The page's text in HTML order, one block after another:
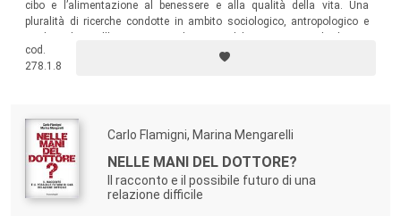
cibo e l’alimentazione al benessere e alla qualità della vita. Una
pluralità di ricerche condotte in ambito sociologico, antropologico e
uno degli elementi che oggi maggiormente incide nel definire la qualità
della vita di individui e comunità.
cod.
278.1.8
Carlo Flamigni, Marina Mengarelli
NELLE MANI DEL DOTTORE?
Il racconto e il possibile futuro di una
relazione difficile